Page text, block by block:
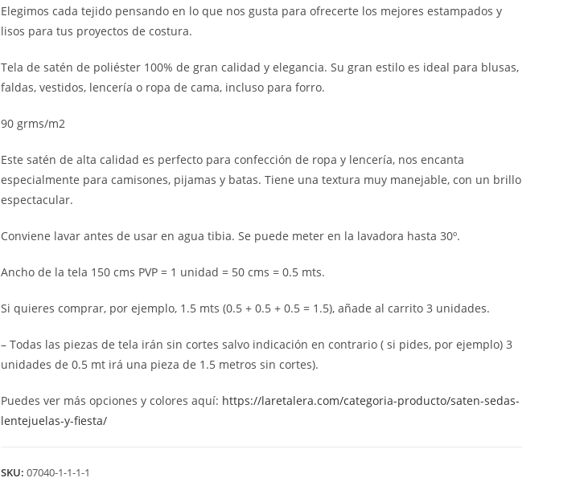
Elegimos cada tejido pensando en lo que nos gusta para ofrecerte los mejores estampados y
lisos para tus proyectos de costura.
Tela de satén de poliéster 100% de gran calidad y elegancia. Su gran estilo es ideal para blusas,
faldas, vestidos, lencería o ropa de cama, incluso para forro.
90 grms/m2
Este satén de alta calidad es perfecto para confección de ropa y lencería, nos encanta
especialmente para camisones, pijamas y batas. Tiene una textura muy manejable, con un brillo
espectacular.
Conviene lavar antes de usar en agua tibia. Se puede meter en la lavadora hasta 30º.
Ancho de la tela 150 cms PVP = 1 unidad = 50 cms = 0.5 mts.
Si quieres comprar, por ejemplo, 1.5 mts (0.5 + 0.5 + 0.5 = 1.5), añade al carrito 3 unidades.
– Todas las piezas de tela irán sin cortes salvo indicación en contrario ( si pides, por ejemplo) 3
unidades de 0.5 mt irá una pieza de 1.5 metros sin cortes).
Puedes ver más opciones y colores aquí: https://laretalera.com/categoria-producto/saten-sedas-
lentejuelas-y-fiesta/
SKU: 07040-1-1-1-1